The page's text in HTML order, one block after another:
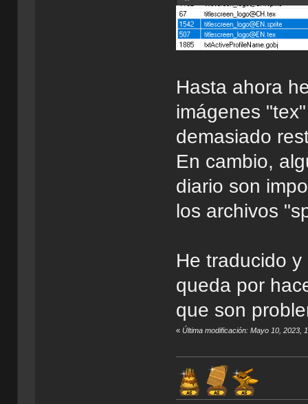
Hasta ahora
imágenes
demasiado
En cambio,
diario son
los archivos
He traducido
queda por
que son
«Última modificación: Mayo 10, 2023,